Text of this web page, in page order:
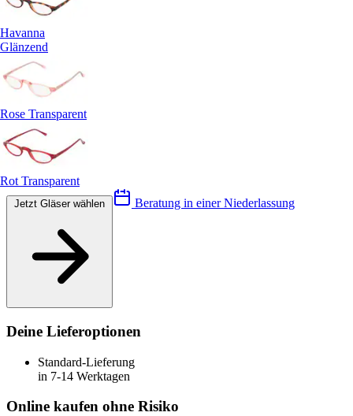
Havanna
Glänzend
Rose Transparent
Rot Transparent
Beratung in einer Niederlassung
Deine Lieferoptionen
Standard-Lieferung
in 7-14 Werktagen
Online kaufen ohne Risiko